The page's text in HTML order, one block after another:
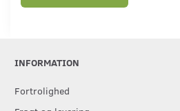
INFORMATION
Fortrolighed